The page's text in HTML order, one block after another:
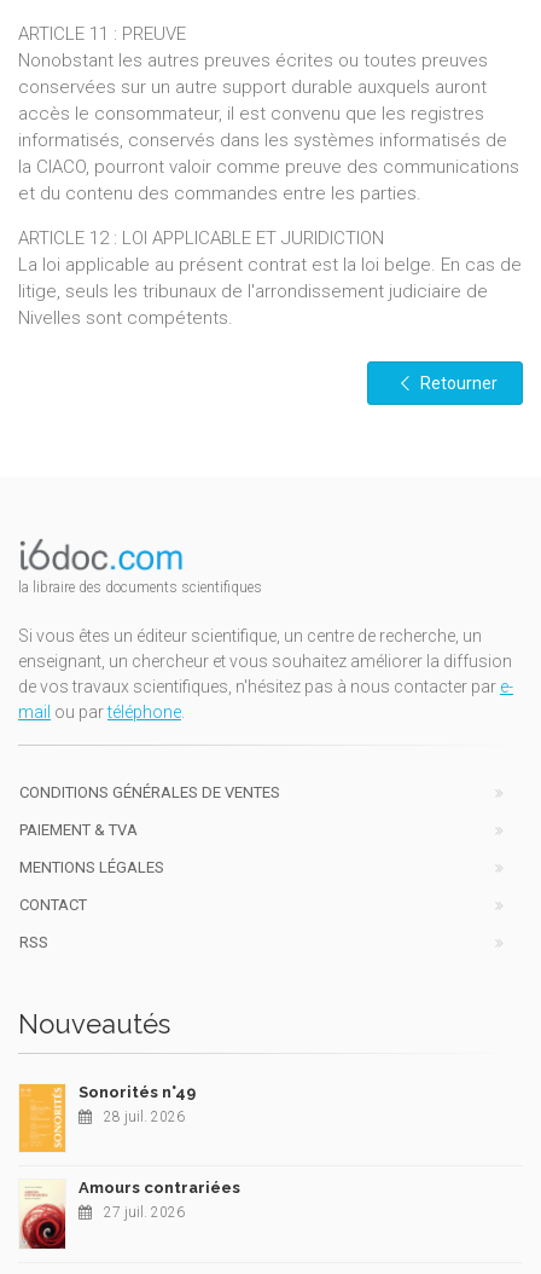
ARTICLE 11 : PREUVE
Nonobstant les autres preuves écrites ou toutes preuves
conservées sur un autre support durable auxquels auront
accès le consommateur, il est convenu que les registres
informatisés, conservés dans les systèmes informatisés de
la CIACO, pourront valoir comme preuve des communications
et du contenu des commandes entre les parties.
ARTICLE 12 : LOI APPLICABLE ET JURIDICTION
La loi applicable au présent contrat est la loi belge. En cas de
litige, seuls les tribunaux de l'arrondissement judiciaire de
Nivelles sont compétents.
Retourner
la libraire des documents scientifiques
Si vous êtes un éditeur scientifique, un centre de recherche, un
enseignant, un chercheur et vous souhaitez améliorer la diffusion
de vos travaux scientifiques, n'hésitez pas à nous contacter par e-
mail ou partéléphone.
CONDITIONS GÉNÉRALES DE VENTES
PAIEMENT & TVA
MENTIONS LÉGALES
CONTACT
RSS
Nouveautés
Sonorités n°49
28 juil. 2026
Amours contrariées
27 juil. 2026